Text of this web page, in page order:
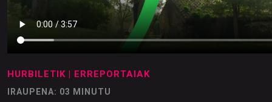
HURBILETIK | ERREPORTAIAK
IRAUPENA: 03 MINUTU